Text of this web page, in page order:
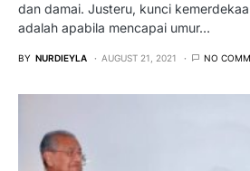
dan damai. Justeru, kunci
adalah apabila mencapai umur…
BY NURDIEYLA AUGUST 21, 2021 NO